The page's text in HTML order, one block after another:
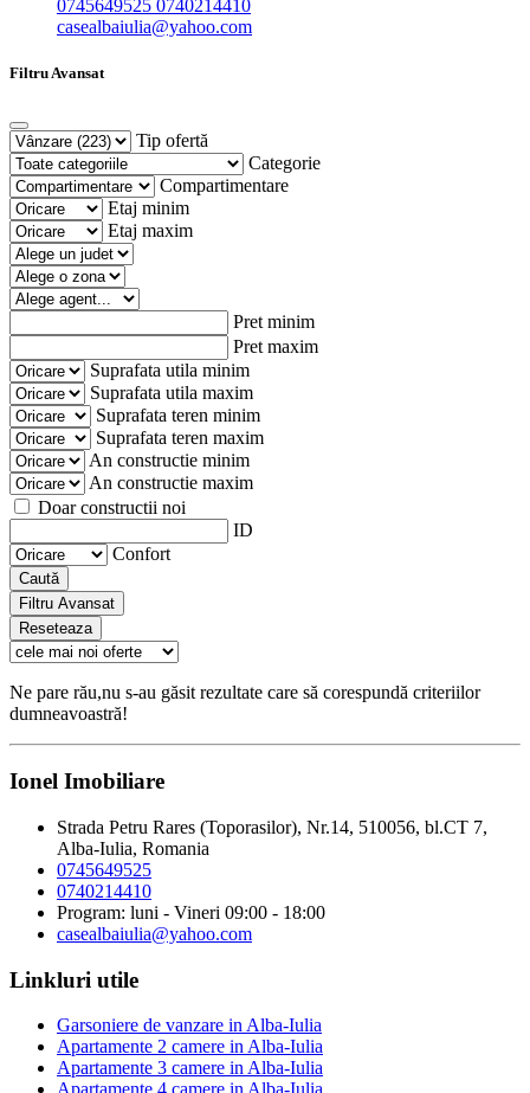
0745649525 0740214410
casealbaiulia@yahoo.com
Filtru Avansat
Tip ofertă
Categorie
Compartimentare
Etaj minim
Etaj maxim
Pret minim
Pret maxim
Suprafata utila minim
Suprafata utila maxim
Suprafata teren minim
Suprafata teren maxim
An constructie minim
An constructie maxim
Doar constructii noi
ID
Confort
Caută
Filtru Avansat
Reseteaza
Ne pare rău,nu s-au găsit rezultate care să corespundă criteriilor
dumneavoastră!
Ionel Imobiliare
Strada Petru Rares (Toporasilor), Nr.14, 510056, bl.CT 7,
Alba-Iulia, Romania
0745649525
0740214410
Program: luni - Vineri 09:00 - 18:00
casealbaiulia@yahoo.com
Linkluri utile
Garsoniere de vanzare in Alba-Iulia
Apartamente 2 camere in Alba-Iulia
Apartamente 3 camere in Alba-Iulia